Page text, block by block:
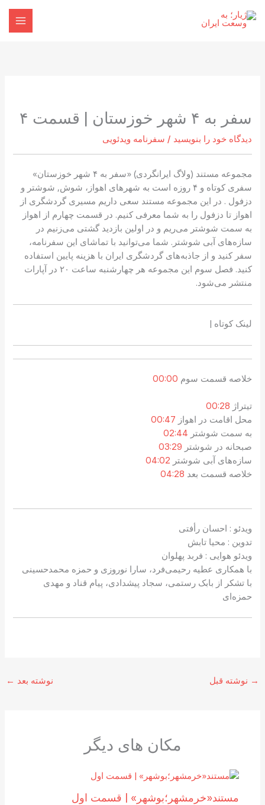
سفر به ۴ شهر خوزستان |‌ قسمت ۴
دیدگاه‌ خود را بنویسید / سفرنامه ویدئویی
مجموعه مستند (ولاگ ایرانگردی) «سفر به ۴ شهر خوزستان»
سفری کوتاه و ۴ روزه است به شهرهای اهواز، شوش, شوشتر و
دزفول . در این مجموعه مستند سعی داریم مسیری گردشگری از
اهواز تا دزفول را به شما معرفی کنیم. در قسمت چهارم از اهواز
به سمت شوشتر می‌ریم و در اولین بازدید گشتی می‌زنیم در
سازه‌های آبی شوشتر. شما می‌توانید با تماشای این سفرنامه،
سفر کنید و از جاذبه‌های گردشگری ایران با هزینه پایین استفاده
کنید. فصل سوم این مجموعه هر چهارشنبه ساعت ۲۰ در آپارات
منتشر می‌شود.
لینک کوتاه |
خلاصه قسمت سوم 00:00
تیتراژ 00:28
محل اقامت در اهواز 00:47
به سمت شوشتر 02:44
صبحانه در شوشتر 03:29
سازه‌های آبی شوشتر 04:02
خلاصه قسمت بعد 04:28
ویدئو : احسان رأفتی
تدوین : محیا تابش
ویدئو هوایی : فربد پهلوان
با همکاری عطیه رحیمی‌فرد، سارا نوروزی و حمزه محمدحسینی
با تشکر از بابک رستمی، سجاد پیشدادی، پیام قناد و مهدی
حمزه‌ای
→ نوشته قبل نوشته بعد ←
مکان های دیگر
مستند«خرمشهر؛بوشهر» | قسمت اول